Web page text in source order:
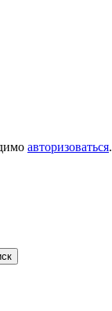
авторизоваться.